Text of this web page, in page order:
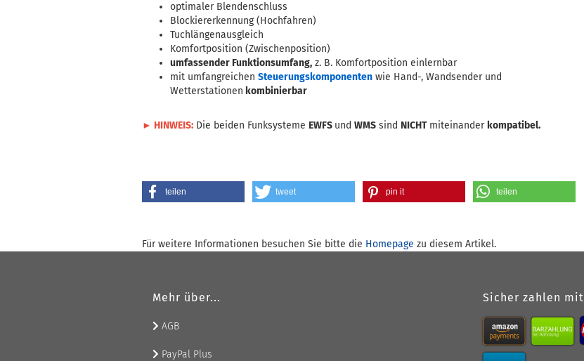
optimaler Blendenschluss
Blockiererkennung (Hochfahren)
Tuchlängenausgleich
Komfortposition (Zwischenposition)
umfassender Funktionsumfang, z. B. Komfortposition einlernbar
mit umfangreichen Steuerungskomponenten wie Hand-, Wandsender und
Wetterstationen kombinierbar
► HINWEIS: Die beiden Funksysteme EWFS und WMS sind NICHT miteinander kompatibel.
teilen tweet pin it teilen
Für weitere Informationen besuchen Sie bitte die Homepage zu diesem Artikel.
Mehr über...
AGB
PayPal Plus
Sicher zahlen mit